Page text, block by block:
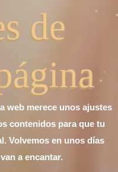
de
web merece unos ajustes
contenidos para que tu
Volvemos en unos días
a encantar.